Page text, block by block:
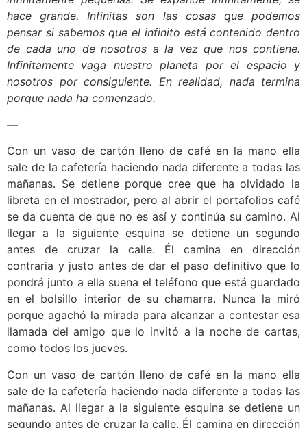
hace grande. Infinitas son las cosas que podemos
pensar si sabemos que el infinito está contenido dentro
de cada uno de nosotros a la vez que nos contiene.
Infinitamente vaga nuestro planeta por el espacio y
nosotros por consiguiente. En realidad, nada termina
porque nada ha comenzado.
—
Con un vaso de cartón lleno de café en la mano ella
sale de la cafetería haciendo nada diferente a todas las
mañanas. Se detiene porque cree que ha olvidado la
libreta en el mostrador, pero al abrir el portafolios café
se da cuenta de que no es así y continúa su camino. Al
llegar a la siguiente esquina se detiene un segundo
antes de cruzar la calle. Él camina en dirección
contraria y justo antes de dar el paso definitivo que lo
pondrá junto a ella suena el teléfono que está guardado
en el bolsillo interior de su chamarra. Nunca la miró
porque agachó la mirada para alcanzar a contestar esa
llamada del amigo que lo invitó a la noche de cartas,
como todos los jueves.
Con un vaso de cartón lleno de café en la mano ella
sale de la cafetería haciendo nada diferente a todas las
mañanas. Al llegar a la siguiente esquina se detiene un
segundo antes de cruzar la calle. Él camina en dirección